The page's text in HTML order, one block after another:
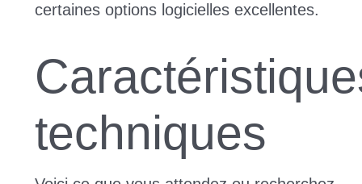
certaines options logicielles excellentes.
techniques